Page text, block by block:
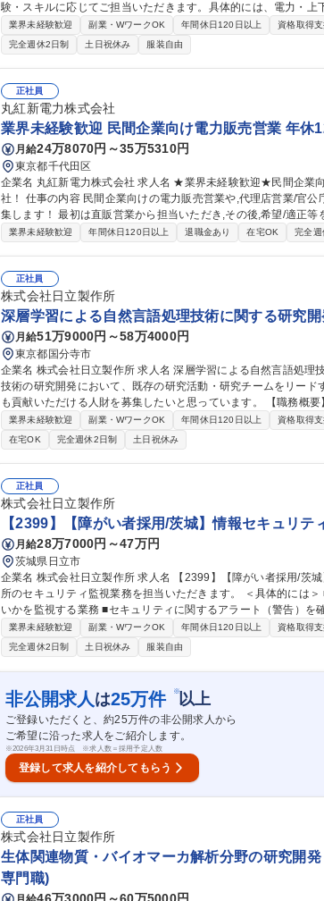
験・スキルに応じてご担当いただきます。具体的には、電力・
システム設計、ソフトウェア開発、システムインテグレーション
を対象とします。 【詳細】・制御システムの設計・開発（電力、
（C/C++、Python、PLC等）・顧客要件に基づくシステム構築、
管理、品質保証 ・IoT、AI、クラウド、セキュリティ技術を用いた新規ソリュー
ポジション】電力・上下水道・原子力などの制御システム設計(担
業界未経験歓迎 副業・WワークOK 年間休日120日以上 資格取得
完全週休2日制
土日祝休み 服装自由
正社員
丸紅新電力株式会社
業界未経験歓迎 民間企業向け電力販売営業 年休
月給24万8070円～35万5310円
東京都千代田区
企業名 丸紅新電力株式会社 求人名 ★業界未経験歓迎★民間企業向け電力販売営業◎年休125日/丸紅100％子会
社！ 仕事の内容 民間企業向けの電力販売営業や,代理店営業/官公庁・公共機関の入札対応を担当いただく方を募
集します！ 最初は直販営業から担当いただき,その後,希望/適正
す。 【業務内容】■電力販売 ■販売先の開拓/販売促進 ■パートナー開拓 ■入札関連業務 ■営業戦略の立案(顧客ニー
民間企業(工場/オフィスビル/ショッピングモール/ホテル等)/公共機関(学校/役所/病院
迎★民間企業向け電力販売営業◎年休125日/丸紅100％子会社！
業界未経験歓迎 年間休日120日以上 退職金あり 在宅OK 完全週
正社員
株式会社日立製作所
深層学習による自然言語処理技術に関する研究
月給51万9000円～58万4000円
東京都国分寺市
企業名 株式会社日立製作所 求人名 深層学習による自然言語処理技術に関する研究開発 仕事の内容 自然言語処理
技術の研究開発において、既存の研究活動・研究チームをリー
も貢献いただける人財を募集したいと思っています。 【職務概要】 ・自然言語処理技術の研究開発、特許出願、
研究レポート・論文執筆 ・事業部・顧客への技術プレゼン・提
語処理技術の研究ファンド提案 ・研究チームのリード、後進の研究指導 募集職種 深層学習による自然
術に関する研究開発
業界未経験歓迎 副業・WワークOK 年間休日120日以上 資格取得
在宅OK
完全週休2日制 土日祝休み
正社員
株式会社日立製作所
【2399】【障がい者採用/茨城】情報セキュリ
月給28万7000円～47万円
茨城県日立市
企業名 株式会社日立製作所 求人名 【2399】【障がい者採用/茨城】情報セキュリティ担当 仕事の内容 大みか事業
所のセキュリティ監視業務を担当いただきます。 ＜具体的には＞ ■工場内のシステムやネットワークに異常がな
いかを監視する業務 ■セキュリティに関するアラート（警告）
わゆるSOC（Security Operation Center：セキュリティ監視セ
験やスキル、面接でのご希望を踏まえて決定します。 募集職種 【2399】【障がい者採用/茨城】情報セキュリテ
ィ担当
業界未経験歓迎 副業・WワークOK 年間休日120日以上 資格取得
完全週休2日制
土日祝休み 服装自由
非公開求人 は25万件 ※以上
ご登録いただくと、約25万件の非公開求人から
ご希望に沿った求人をご紹介します。
※2026年3月31日時点 ※求人数＝採用予定人数
登録して求人を紹介してもらう
正社員
株式会社日立製作所
生体関連物質・バイオマーカ解析分野の研究開
専門職)